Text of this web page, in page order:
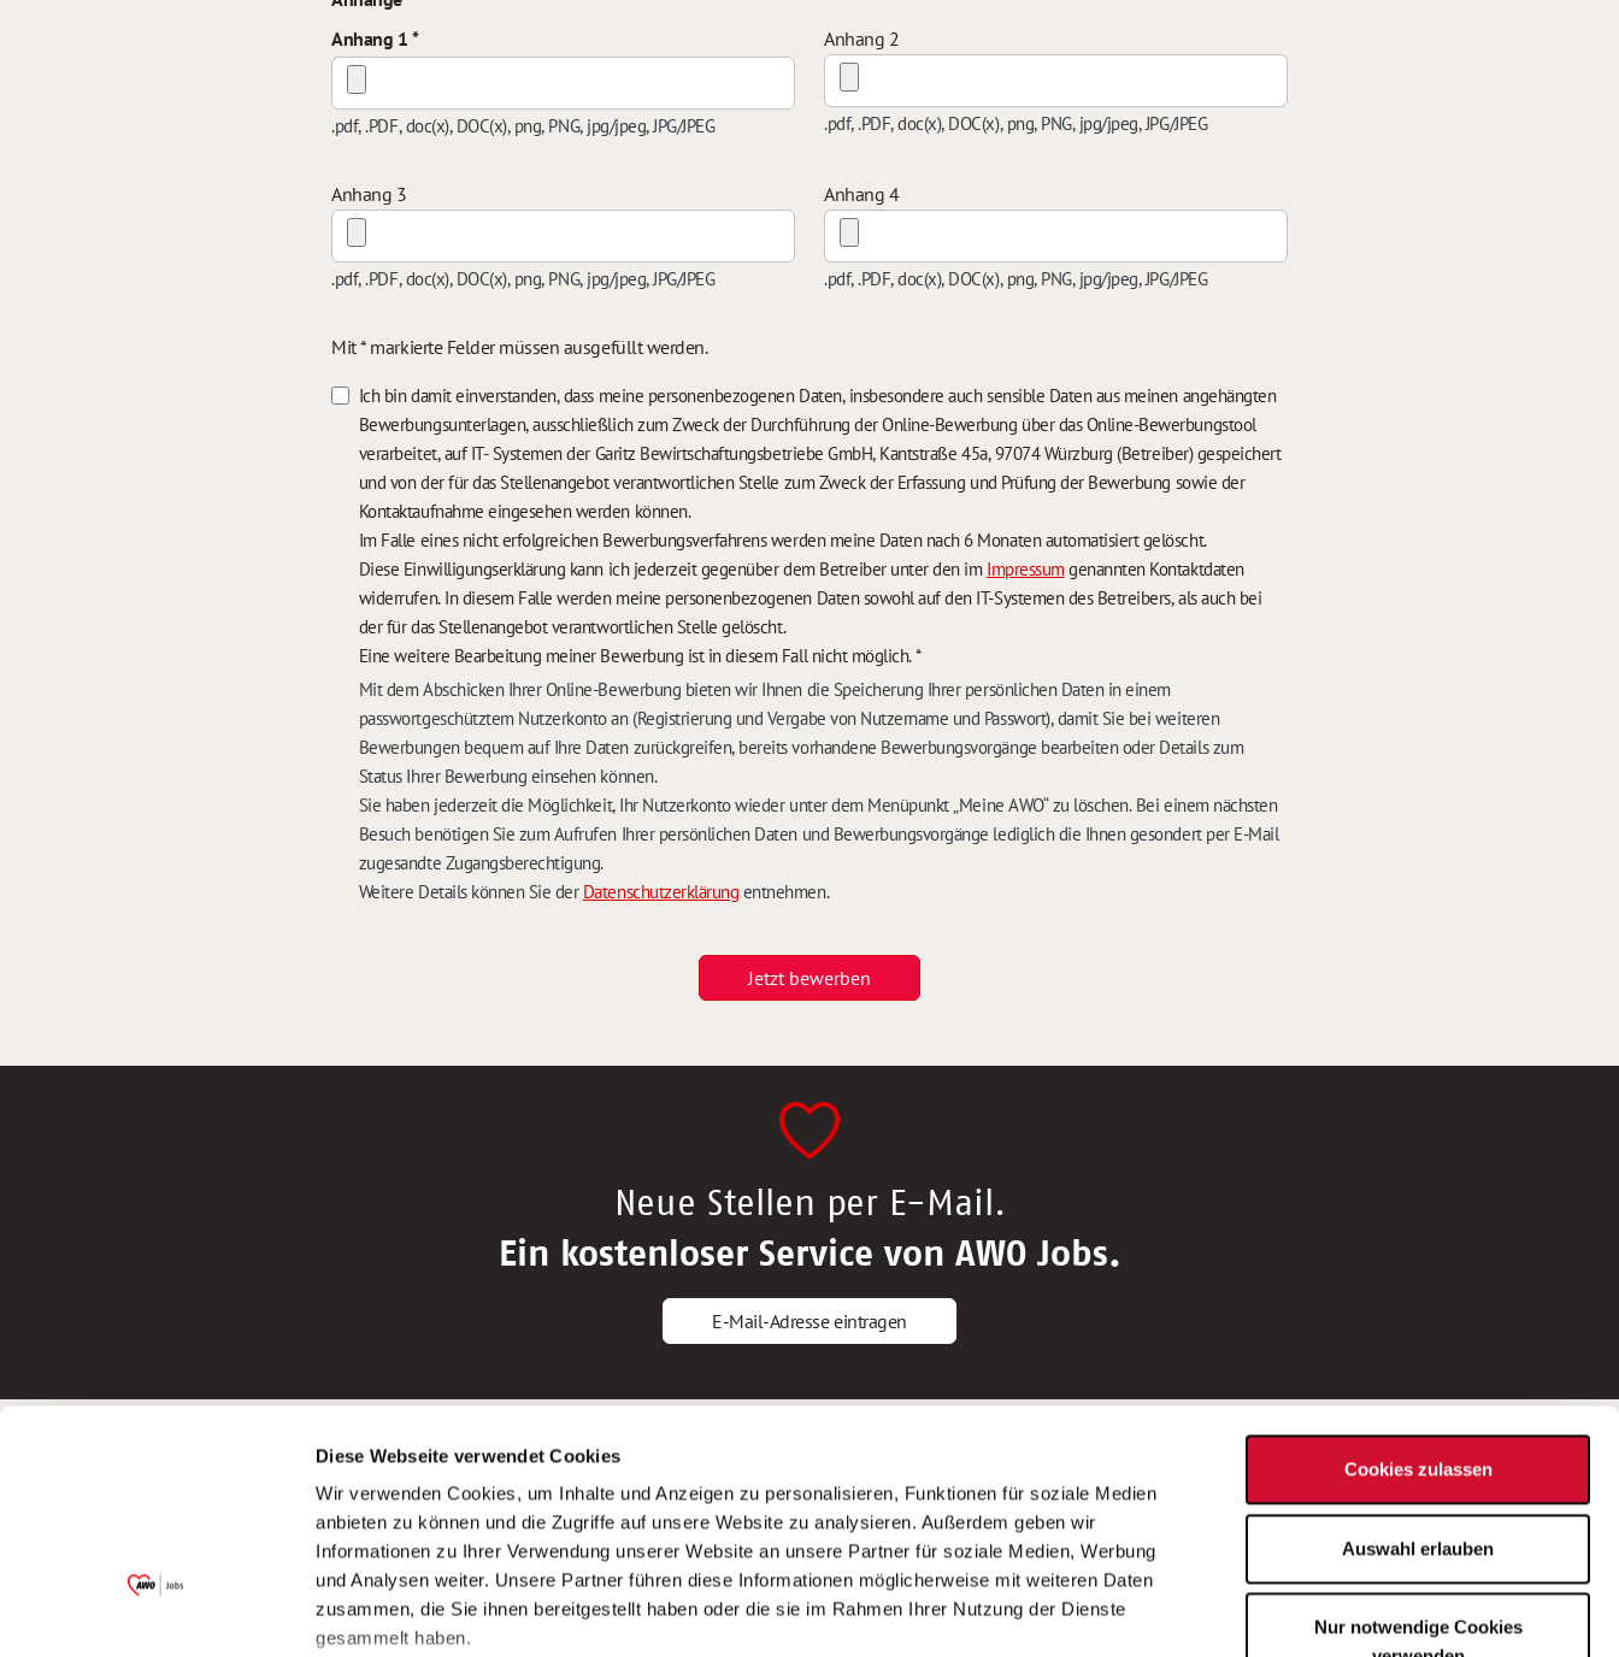
Diese Webseite verwendet Cookies
Wir verwenden Cookies, um Inhalte und Anzeigen zu personalisieren, Funktionen für soziale Medien
anbieten zu können und die Zugriffe auf unsere Website zu analysieren. Außerdem geben wir
Informationen zu Ihrer Verwendung unserer Website an unsere Partner für soziale Medien, Werbung
und Analysen weiter. Unsere Partner führen diese Informationen möglicherweise mit weiteren Daten
zusammen, die Sie ihnen bereitgestellt haben oder die sie im Rahmen Ihrer Nutzung der Dienste
gesammelt haben.
Cookies zulassen
Auswahl erlauben
Nur notwendige Cookies
Anhang 1
.pdf, .PDF, doc(x), DOC(x), png, PNG, jpg/jpeg, JPG/JPEG
Anhang 2
.pdf, .PDF, doc(x), DOC(x), png, PNG, jpg/jpeg, JPG/JPEG
Anhang 3
.pdf, .PDF, doc(x), DOC(x), png, PNG, jpg/jpeg, JPG/JPEG
Anhang 4
.pdf, .PDF, doc(x), DOC(x), png, PNG, jpg/jpeg, JPG/JPEG
Mit * markierte Felder müssen ausgefüllt werden.
Ich bin damit einverstanden, dass meine personenbezogenen Daten, insbesondere auch sensible Daten aus meinen angehängten
Bewerbungsunterlagen, ausschließlich zum Zweck der Durchführung der Online-Bewerbung über das Online-Bewerbungstool
verarbeitet, auf IT- Systemen der Garitz Bewirtschaftungsbetriebe GmbH, Kantstraße 45a, 97074 Würzburg (Betreiber) gespeichert
und von der für das Stellenangebot verantwortlichen Stelle zum Zweck der Erfassung und Prüfung der Bewerbung sowie der
Kontaktaufnahme eingesehen werden können.
Im Falle eines nicht erfolgreichen Bewerbungsverfahrens werden meine Daten nach 6 Monaten automatisiert gelöscht.
Diese Einwilligungserklärung kann ich jederzeit gegenüber dem Betreiber unter den im Impressumgenannten Kontaktdaten
widerrufen. In diesem Falle werden meine personenbezogenen Daten sowohl auf den IT-Systemen des Betreibers, als auch bei
der für das Stellenangebot verantwortlichen Stelle gelöscht.
Eine weitere Bearbeitung meiner Bewerbung ist in diesem Fall nicht möglich.*
Mit dem Abschicken Ihrer Online-Bewerbung bieten wir Ihnen die Speicherung Ihrer persönlichen Daten in einem
passwortgeschütztem Nutzerkonto an (Registrierung und Vergabe von Nutzername und Passwort), damit Sie bei weiteren
Bewerbungen bequem auf Ihre Daten zurückgreifen, bereits vorhandene Bewerbungsvorgänge bearbeiten oder Details zum
Status Ihrer Bewerbung einsehen können.
Sie haben jederzeit die Möglichkeit, Ihr Nutzerkonto wieder unter dem Menüpunkt „Meine AWO“ zu löschen. Bei einem nächsten
Besuch benötigen Sie zum Aufrufen Ihrer persönlichen Daten und Bewerbungsvorgänge lediglich die Ihnen gesondert per E-Mail
zugesandte Zugangsberechtigung.
Weitere Details können Sie der Datenschutzerklärung entnehmen.
Jetzt bewerben
Neue Stellen per E-Mail.
Ein kostenloser Service von AWO Jobs.
E-Mail-Adresse eintragen
Garitz Bewirtschaftungsbetriebe GmbH
(Ein Tochterunternehmen des AWO
Bezirksverbandes Unterfranken e.V.)
Bitte senden Sie an diese Anschrift keine
Bewerbungstipps
Bewerbung als Altenpfleger*in
Bewerbung als Krankenpfleger*in
Bewerbung als Altenpflegehelfer*in
Bewerbung als Erzieher*in
AWO Gliederungen nach Bundesland
Stellenangebote nach Bundesländern
Sitemap
Impressum
Datenschutz
Bei Fragen zu einer Stellenausschreibung
wenden Sie sich bitte an die*den in der
Stellenausschreibung genannte*n
Ansprechpartner*in.